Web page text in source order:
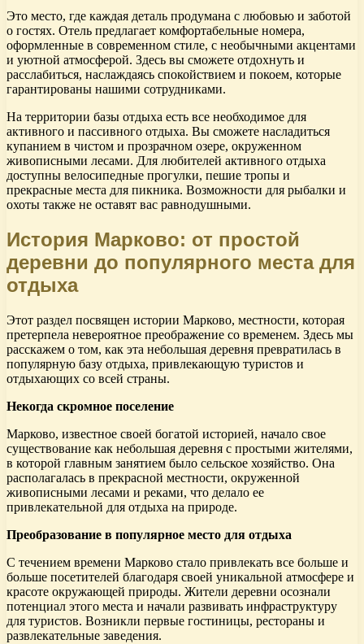
Это место, где каждая деталь продумана с любовью и заботой
о гостях. Отель предлагает комфортабельные номера,
оформленные в современном стиле, с необычными акцентами
и уютной атмосферой. Здесь вы сможете отдохнуть и
расслабиться, наслаждаясь спокойствием и покоем, которые
гарантированы нашими сотрудниками.
На территории базы отдыха есть все необходимое для
активного и пассивного отдыха. Вы сможете насладиться
купанием в чистом и прозрачном озере, окруженном
живописными лесами. Для любителей активного отдыха
доступны велосипедные прогулки, пешие тропы и
прекрасные места для пикника. Возможности для рыбалки и
охоты также не оставят вас равнодушными.
История Марково: от простой
деревни до популярного места для
отдыха
Этот раздел посвящен истории Марково, местности, которая
претерпела невероятное преображение со временем. Здесь мы
расскажем о том, как эта небольшая деревня превратилась в
популярную базу отдыха, привлекающую туристов и
отдыхающих со всей страны.
Некогда скромное поселение
Марково, известное своей богатой историей, начало свое
существование как небольшая деревня с простыми жителями,
в которой главным занятием было сельское хозяйство. Она
располагалась в прекрасной местности, окруженной
живописными лесами и реками, что делало ее
привлекательной для отдыха на природе.
Преобразование в популярное место для отдыха
С течением времени Марково стало привлекать все больше и
больше посетителей благодаря своей уникальной атмосфере и
красоте окружающей природы. Жители деревни осознали
потенциал этого места и начали развивать инфраструктуру
для туристов. Возникли первые гостиницы, рестораны и
развлекательные заведения.